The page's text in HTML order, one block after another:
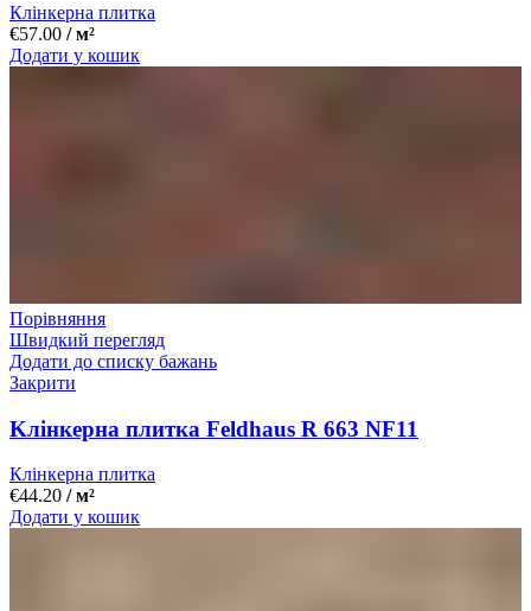
Клінкерна плитка
€57.00 / м²
Додати у кошик
Порівняння
Швидкий перегляд
Додати до списку бажань
Закрити
Kлінкерна плитка Feldhaus R 663 NF11
Клінкерна плитка
€44.20 / м²
Додати у кошик